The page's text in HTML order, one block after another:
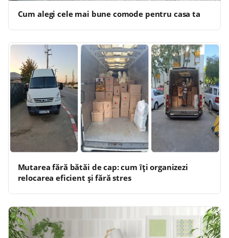
Cum alegi cele mai bune comode pentru casa ta
Mutarea fără bătăi de cap: cum îți organizezi
relocarea eficient și fără stres